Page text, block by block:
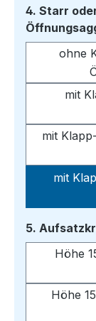
4. Starr
ohne
mit
mit
mit
5.
Höhe
Höhe